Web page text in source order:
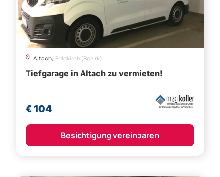
Altach, Feldkirch (Bezirk)
Tiefgarage in Altach zu vermieten!
€ 104
Besichtigung vereinbaren